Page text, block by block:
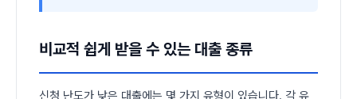
비교적 쉽게 받을 수 있는 대출 종류
신청 난도가 낮은 대출에는 몇 가지 유형이 있습니다. 각 유